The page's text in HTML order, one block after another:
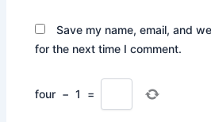
Save my name, email, and
for the next time I comment.
four − 1 =